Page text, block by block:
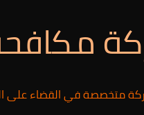
في القضاء على